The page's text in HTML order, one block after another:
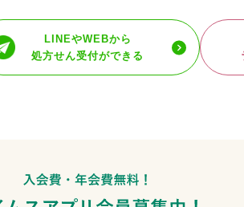
LINEやWEBから
処方せん受付ができる